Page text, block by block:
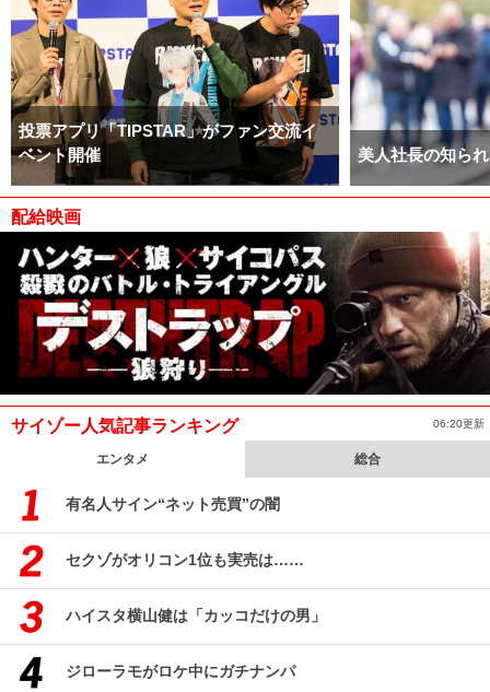
投票アプリ「TIPSTAR」がファン交流イ
ベント開催
美人社長の知ら
配給映画
サイゾー人気記事ランキング 06:20更新
エンタメ 総合
有名人サイン“ネット売買”の闇
セクゾがオリコン1位も実売は……
ハイスタ横山健は「カッコだけの男」
ジローラモがロケ中にガチナンパ